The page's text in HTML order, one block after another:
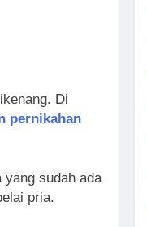
Di
pernikahan
yang sudah ada
pria.